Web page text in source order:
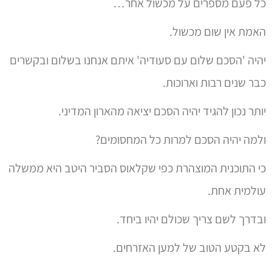
האמת אין שום מכשול.
יהיה 'הסכם שלום עם סעודיה' איתם אנחנו בשלום ובקשרים
כבר שנים רבות וארוכות.
יותר נכון להגיד יהיה הסכם יציאה מהארון המדיני.
ולמה יהיה הסכם למרות כל המחסומים?
כי התוכנית המוצהרת כפי שקלאוס הסביר היטב היא ממשלה
עולמית אחת.
ובדרך לשם צריך שכולם יהיו ביחד.
לא בקטע הטוב של למען האזרחים.